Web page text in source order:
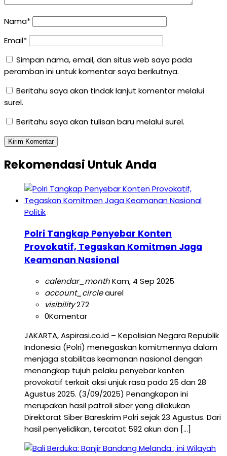
Nama*
Email*
Simpan nama, email, dan situs web saya pada
peramban ini untuk komentar saya berikutnya.
Beritahu saya akan tindak lanjut komentar melalui
surel.
Beritahu saya akan tulisan baru melalui surel.
Rekomendasi Untuk Anda
Politik
Polri Tangkap Penyebar Konten
Provokatif, Tegaskan Komitmen Jaga
Keamanan Nasional
calendar_monthKam, 4 Sep 2025
account_circleaurel
visibility272
0Komentar
JAKARTA, Aspirasi.co.id – Kepolisian Negara Republik
Indonesia (Polri) menegaskan komitmennya dalam
menjaga stabilitas keamanan nasional dengan
menangkap tujuh pelaku penyebar konten
provokatif terkait aksi unjuk rasa pada 25 dan 28
Agustus 2025. (3/09/2025) Penangkapan ini
merupakan hasil patroli siber yang dilakukan
Direktorat Siber Bareskrim Polri sejak 23 Agustus. Dari
hasil penyelidikan, tercatat 592 akun dan […]